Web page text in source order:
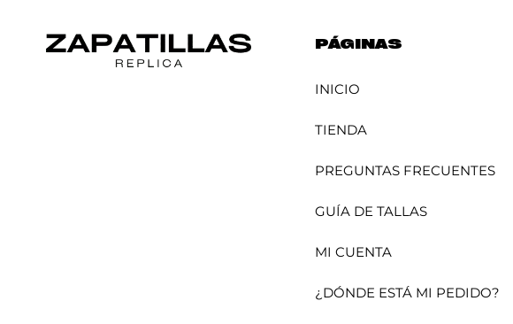
PÁGINAS
INICIO
TIENDA
PREGUNTAS FRECUENTES
GUÍA DE TALLAS
MI CUENTA
¿DÓNDE ESTÁ MI PEDIDO?